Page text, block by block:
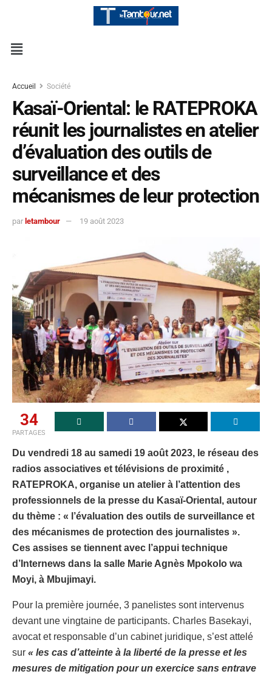
Accueil Société
Kasaï-Oriental: le RATEPROKA
réunit les journalistes en atelier
d’évaluation des outils de
surveillance et des
mécanismes de leur protection
par letambour 19 août 2023
34
PARTAGES
Du vendredi 18 au samedi 19 août 2023, le réseau des
radios associatives et télévisions de proximité ,
RATEPROKA, organise un atelier à l’attention des
professionnels de la presse du Kasaï-Oriental, autour
du thème : « l’évaluation des outils de surveillance et
des mécanismes de protection des journalistes ».
Ces assises se tiennent avec l’appui technique
d’Internews dans la salle Marie Agnès Mpokolo wa
Moyi, à Mbujimayi.
Pour la première journée, 3 panelistes sont intervenus
devant une vingtaine de participants. Charles Basekayi,
avocat et responsable d’un cabinet juridique, s’est attelé
sur « les cas d’atteinte à la liberté de la presse et les
mesures de mitigation pour un exercice sans entrave